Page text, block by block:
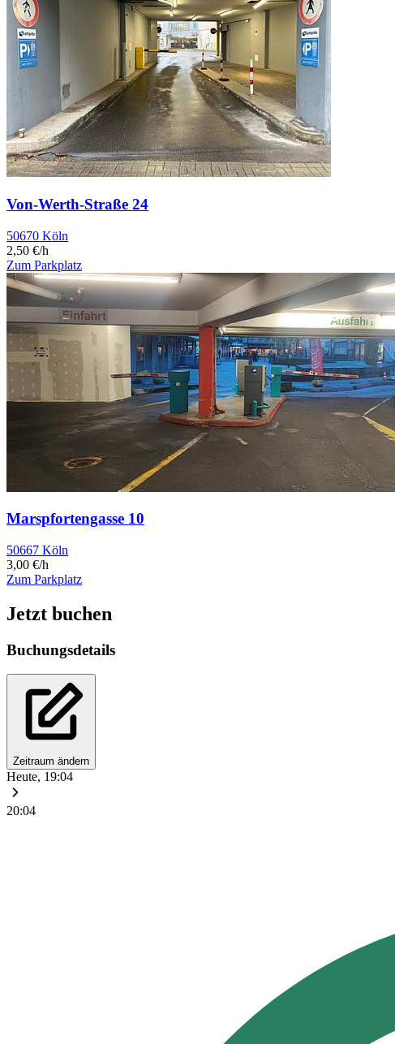
Von-Werth-Straße 24
50670 Köln
2,50 €/h
Zum Parkplatz
Marspfortengasse 10
50667 Köln
3,00 €/h
Zum Parkplatz
Jetzt buchen
Buchungsdetails
Zeitraum ändern
Heute, 19:04
20:04